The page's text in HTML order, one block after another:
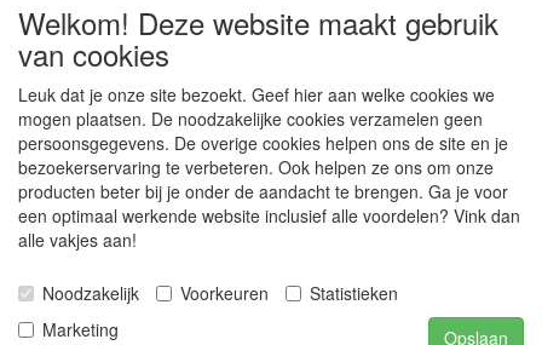
SOCIALE MEDIA
De webshop voor kunststof platen, folies, buizen
Kunststof bewerkingen, productontwerp en
duurzame oplossingen.
Welkom! Deze website maakt gebruik
van cookies
Leuk dat je onze site bezoekt. Geef hier aan welke cookies we
mogen plaatsen. De noodzakelijke cookies verzamelen geen
persoonsgegevens. De overige cookies helpen ons de site en je
bezoekerservaring te verbeteren. Ook helpen ze ons om onze
producten beter bij je onder de aandacht te brengen. Ga je voor
een optimaal werkende website inclusief alle voordelen? Vink dan
alle vakjes aan!
Noodzakelijk Voorkeuren
Statistieken
Marketing
Opslaan